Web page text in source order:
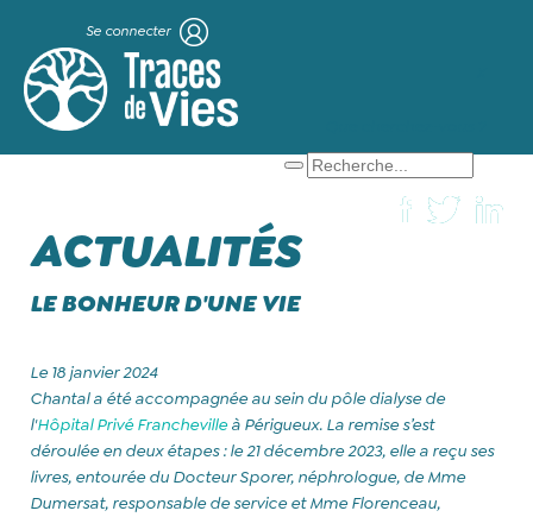
Se connecter
ACTUALITÉS
LE BONHEUR D'UNE VIE
Le 18 janvier 2024
Chantal a été accompagnée au sein du pôle dialyse de
l'Hôpital Privé Franchevilleà Périgueux. La remise s’est
déroulée en deux étapes : le 21 décembre 2023, elle a reçu ses
livres, entourée du Docteur Sporer, néphrologue, de Mme
Dumersat, responsable de service et Mme Florenceau,